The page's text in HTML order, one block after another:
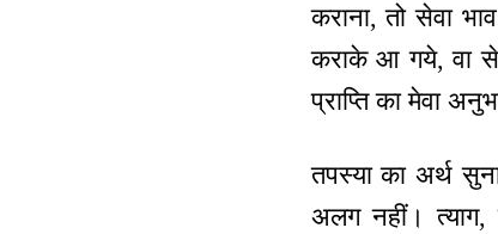
कराना, तो सेवा
कराके आ गये, वा
प्राप्ति का मेवा
तपस्या का अर्थ
अलग नहीं। त्याग,